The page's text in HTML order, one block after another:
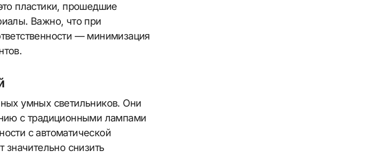
пластики, прошедшие
Важно, что при
— минимизация
умных светильников. Они
с традиционными лампами
с автоматической
значительно снизить